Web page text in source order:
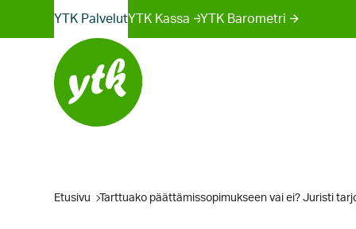
Sivustot
valikko
YTK PalvelutYTK Kassa YTK Barometri
Etusivu Tarttuako päättämissopimukseen vai ei? Juristi